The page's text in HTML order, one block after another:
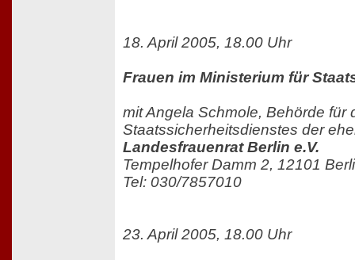
18. April 2005, 18.00 Uhr
Frauen im Ministerium für
mit Angela Schmole, Behörde für
Staatssicherheitsdienstes der
Landesfrauenrat Berlin e.V.
Tempelhofer Damm 2, 12101
Tel: 030/7857010
23. April 2005, 18.00 Uhr